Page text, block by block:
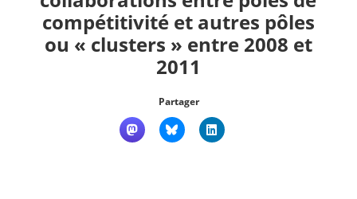
Accueil
Qui sommes nous ?
compétitivité et autres pôles
ou « clusters » entre 2008 et
2011
Partager